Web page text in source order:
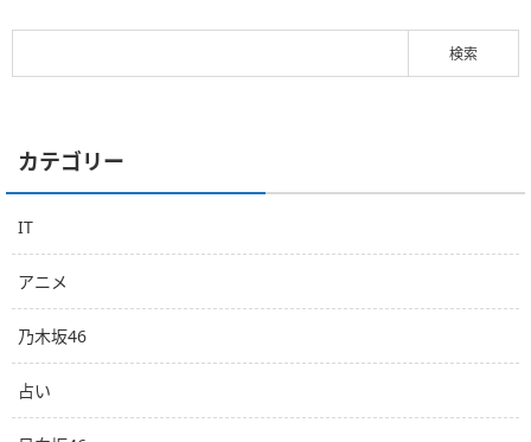
カテゴリー
IT
アニメ
乃木坂46
占い